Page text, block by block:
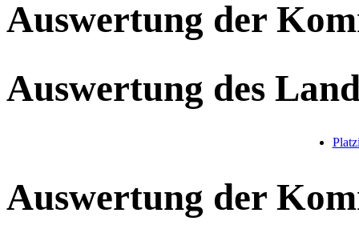
Auswertung der
Auswertung des
Auswertung der